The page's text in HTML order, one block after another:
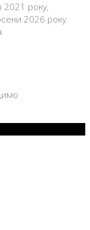
2021 року,
2026 року.